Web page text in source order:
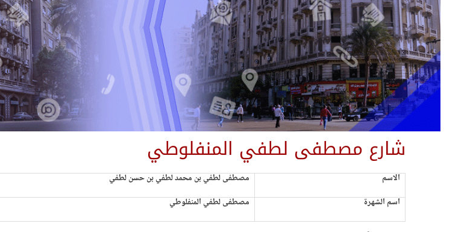
شارع مصطفى لطفي المنفلوطي
الاسم
مصطفى لطفي بن محمد لطفي بن حسن لطفي
اسم الشهرة
مصطفى لطفي المنفلوطي